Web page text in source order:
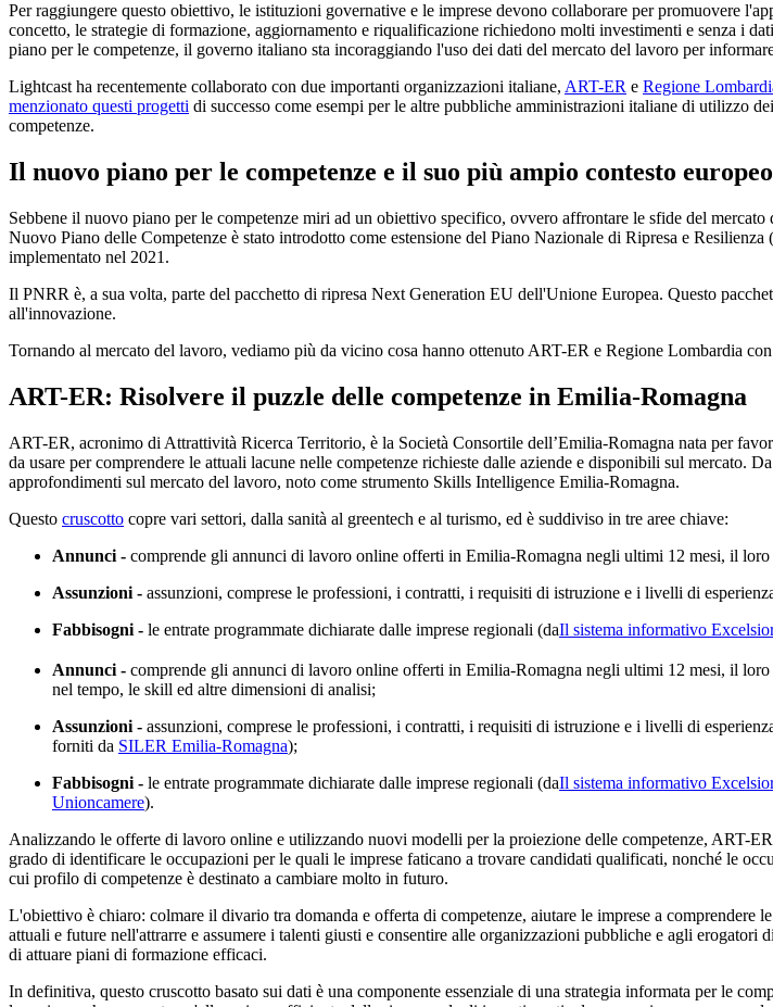
Per raggiungere questo obiettivo, le istituzioni governative e le imprese devono collaborare per promuovere
concetto, le strategie di formazione, aggiornamento e riqualificazione richiedono molti investimenti e senza i
piano per le competenze, il governo italiano sta incoraggiando l'uso dei dati del mercato del lavoro per
Lightcast ha recentemente collaborato con due importanti organizzazioni italiane, ART-ER e Regione
menzionato questi progetti di successo come esempi per le altre pubbliche amministrazioni italiane di utilizzo
competenze.
Il nuovo piano per le competenze e il suo più ampio contesto europeo
Sebbene il nuovo piano per le competenze miri ad un obiettivo specifico, ovvero affrontare le sfide del
Nuovo Piano delle Competenze è stato introdotto come estensione del Piano Nazionale di Ripresa e
implementato nel 2021.
Il PNRR è, a sua volta, parte del pacchetto di ripresa Next Generation EU dell'Unione Europea. Questo
all'innovazione.
Tornando al mercato del lavoro, vediamo più da vicino cosa hanno ottenuto ART-ER e Regione Lombardia
ART-ER: Risolvere il puzzle delle competenze in Emilia-Romagna
ART-ER, acronimo di Attrattività Ricerca Territorio, è la Società Consortile dell’Emilia-Romagna nata per
da usare per comprendere le attuali lacune nelle competenze richieste dalle aziende e disponibili sul
approfondimenti sul mercato del lavoro, noto come strumento Skills Intelligence Emilia-Romagna.
Questo cruscotto copre vari settori, dalla sanità al greentech e al turismo, ed è suddiviso in tre aree chiave:
Annunci - comprende gli annunci di lavoro online offerti in Emilia-Romagna negli ultimi 12 mesi, il
Assunzioni - assunzioni, comprese le professioni, i contratti, i requisiti di istruzione e i livelli di
Fabbisogni - le entrate programmate dichiarate dalle imprese regionali (daIl sistema informativo
Annunci - comprende gli annunci di lavoro online offerti in Emilia-Romagna negli ultimi 12 mesi, il loro
nel tempo, le skill ed altre dimensioni di analisi;
Assunzioni - assunzioni, comprese le professioni, i contratti, i requisiti di istruzione e i livelli di
forniti da SILER Emilia-Romagna);
Fabbisogni - le entrate programmate dichiarate dalle imprese regionali (daIl sistema informativo
Unioncamere).
Analizzando le offerte di lavoro online e utilizzando nuovi modelli per la proiezione delle competenze, ART-
grado di identificare le occupazioni per le quali le imprese faticano a trovare candidati qualificati, nonché le
cui profilo di competenze è destinato a cambiare molto in futuro.
L'obiettivo è chiaro: colmare il divario tra domanda e offerta di competenze, aiutare le imprese a comprendere
attuali e future nell'attrarre e assumere i talenti giusti e consentire alle organizzazioni pubbliche e agli erogatori
di attuare piani di formazione efficaci.
In definitiva, questo cruscotto basato sui dati è una componente essenziale di una strategia informata per le